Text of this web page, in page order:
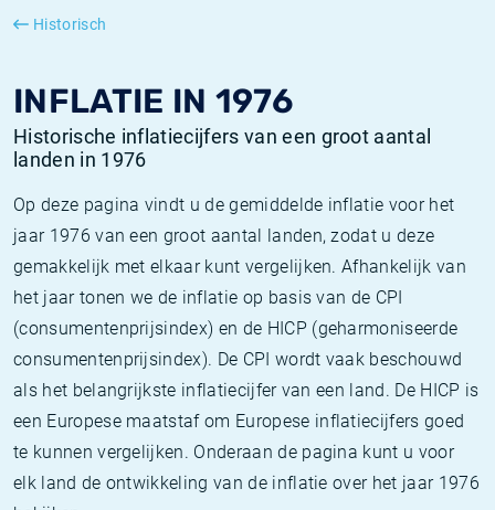
Historisch
INFLATIE IN 1976
Historische inflatiecijfers van een groot aantal
landen in 1976
Op deze pagina vindt u de gemiddelde inflatie voor het
jaar 1976 van een groot aantal landen, zodat u deze
gemakkelijk met elkaar kunt vergelijken. Afhankelijk van
het jaar tonen we de inflatie op basis van de CPI
(consumentenprijsindex) en de HICP (geharmoniseerde
consumentenprijsindex). De CPI wordt vaak beschouwd
als het belangrijkste inflatiecijfer van een land. De HICP is
een Europese maatstaf om Europese inflatiecijfers goed
te kunnen vergelijken. Onderaan de pagina kunt u voor
elk land de ontwikkeling van de inflatie over het jaar 1976
SONIA
Amerikaanse inflatie - CPI
TONAR historie